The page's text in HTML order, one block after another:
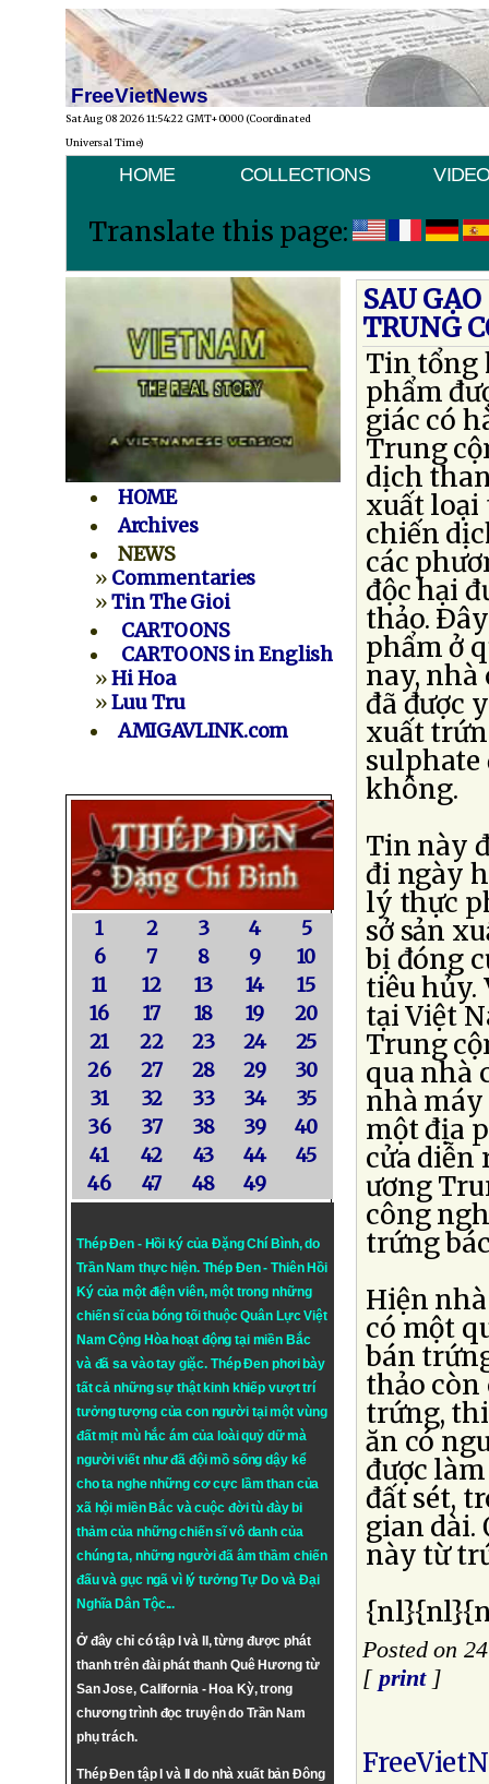
FreeVietNews
Sat Aug 08 2026 11:54:22 GMT+0000 (Coordinated
Universal Time)
HOME COLLECTIONS
Translate this page:
HOME
Archives
NEWS
» Commentaries
»Tin The Gioi
CARTOONS
CARTOONS in English
»Hi Hoa
»Luu Tru
AMIGAVLINK.com
1 2 3 4
5
6
7 8 9
10
11
12 13 14
15
16
17 18 19
20
21
22 23 24
25
26
27 28 29
30
31
32 33 34
35
36
37 38 39
40
41
42 43 44
45
46
47 48 49
Thép Đen - Hồi ký của Đặng Chí Bình, do
Trần Nam thực hiện. Thép Đen- Thiên Hồi
Ký của một điện viên, một trong những
chiến sĩ của bóng tối thuộc Quân Lực Việt
Nam Cộng Hòa hoạt động tại miền Bắc
và đã sa vào tay giặc. Thép Đen phơi bày
tất cả những sự thật kinh khiếp vượt trí
tưởng tượng của con người tại một vùng
đất mịt mù hắc ám của loài quỷ dữ mà
người viết như đã đội mồ sống dậy kể
cho ta nghe những cơ cực lầm than của
xã hội miền Bắc và cuộc đời tù đày bi
thảm của những chiến sĩ vô danh của
chúng ta, những người đã âm thầm chiến
đấu và gục ngã vì lý tưởngTự DovàĐại
Nghĩa Dân Tộc...
Ở đây chỉ có tập I và II, từng được phát
thanh trên đài phát thanh Quê Hương từ
San Jose, California - Hoa Kỳ, trong
chương trình đọc truyện do Trần Nam
phụ trách.
Thép Đen tập I và II do nhà xuất bản Đông
SAU
TRUNG
Tin tổng
phẩm
giác có
Trung
dịch
xuất loại
chiến
các
độc hại
thảo.
phẩm ở
nay, nhà
đã được
xuất
sulphate
không.
Tin này
đi ngày
lý thực
sở sản
bị đóng
tiêu hủy.
tại Việt
Trung
qua nhà
nhà máy
một địa
cửa diễn
ương
công
trứng
Hiện
có một
bán
thảo còn
trứng,
ăn có
được
đất sét,
gian dài.
này từ
Posted on
[ print]